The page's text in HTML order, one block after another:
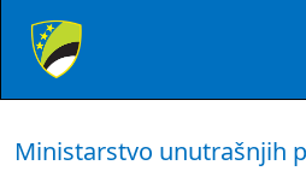
Ministarstvo unutrašnjih